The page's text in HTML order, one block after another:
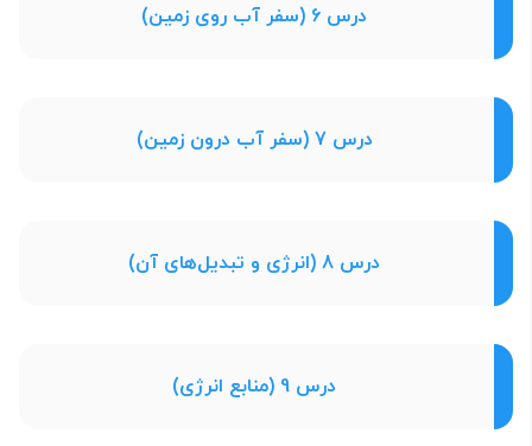
درس 6 (سفر آب روی زمین)
درس 7 (سفر آب درون زمین)
درس 8 (انرژی و تبدیل‌های آن)
درس 9 (منابع انرژی)